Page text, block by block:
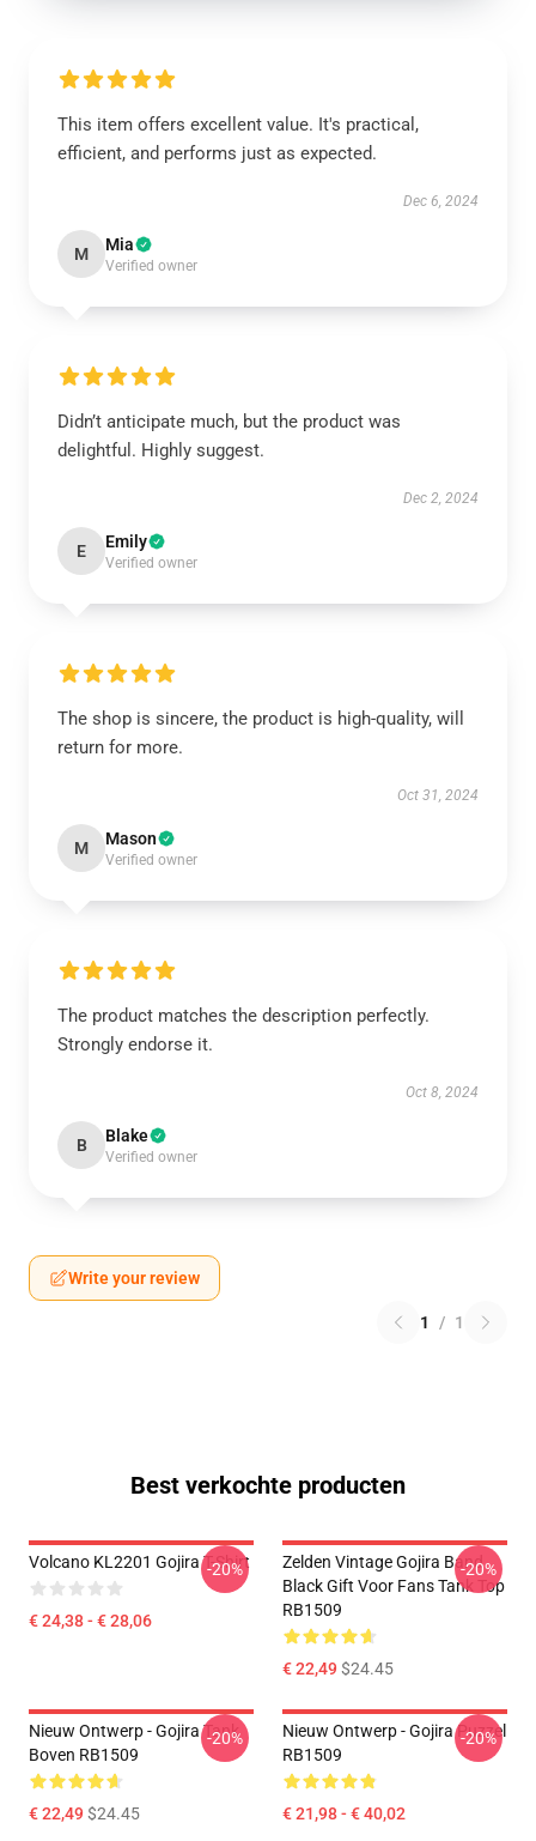
This item offers excellent value. It's practical,
efficient, and performs just as expected.
Dec 6, 2024
M Mia
Verified owner
Didn’t anticipate much, but the product was
delightful. Highly suggest.
Dec 2, 2024
E Emily
Verified owner
The shop is sincere, the product is high-quality, will
return for more.
Oct 31, 2024
M Mason
Verified owner
The product matches the description perfectly.
Strongly endorse it.
Oct 8, 2024
B Blake
Verified owner
Write your review
1 / 1
Best verkochte producten
Volcano KL2201 Gojira T-Shirt
€ 24,38 - € 28,06
-20%
Zelden Vintage Gojira Band
Black Gift Voor Fans Tank Top
RB1509
€ 22,49$24.45
-20%
Nieuw Ontwerp - Gojira Tank
Boven RB1509
€ 22,49$24.45
-20%
Nieuw Ontwerp - Gojira Puzzel
RB1509
€ 21,98 - € 40,02
-20%